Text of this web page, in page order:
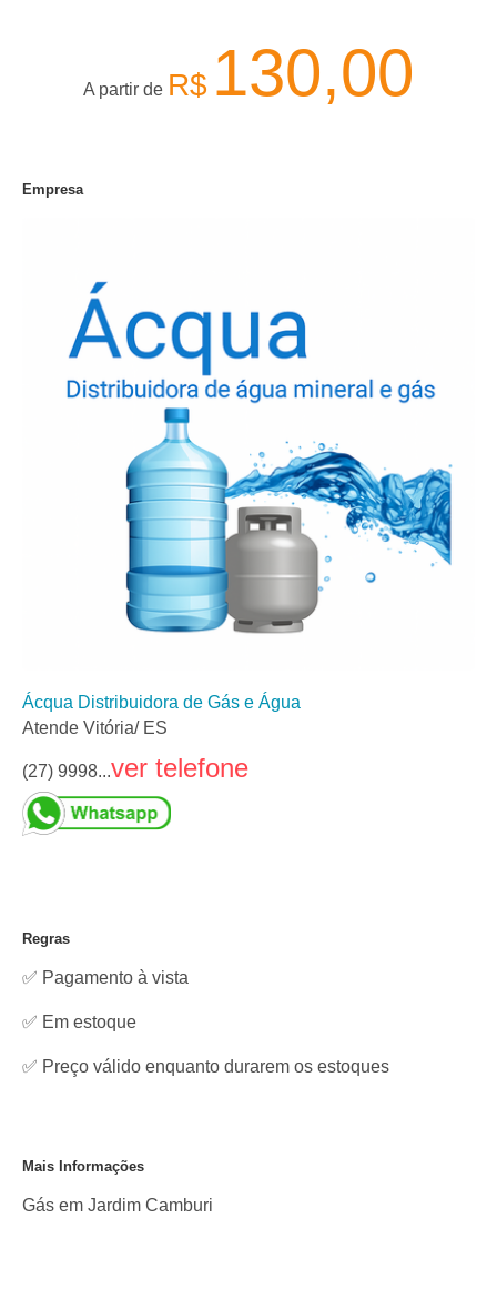
A partir de R$ 130,00
Empresa
Ácqua Distribuidora de Gás e Água
Atende Vitória/ ES
(27) 9998...ver telefone
Regras
✅ Pagamento à vista
✅ Em estoque
✅ Preço válido enquanto durarem os estoques
Mais Informações
Gás em Jardim Camburi